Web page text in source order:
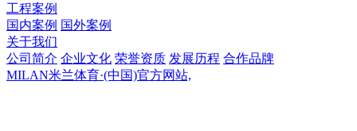
工程案例
国内案例 国外案例
关于我们
公司简介 企业文化 荣誉资质 发展历程 合作品牌
MILAN米兰体育·(中国)官方网站,